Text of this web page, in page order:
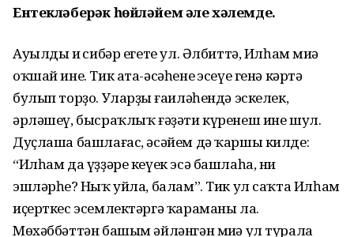
Ентекләберәк һөйләйем әле хәлемде.
Ауылдың иң сибәр егете ул. Әлбиттә, Илһам миңә
оҡшай ине. Тик ата-әсәһенең эсеүе генә кәртә
булып торҙо. Уларҙың ғаиләһендә эскелек,
әрләшеү, бысраҡлыҡ ғәҙәти күренеш ине шул.
Дуҫлаша башлағас, әсәйем дә ҡаршы килде:
“Илһам да үҙҙәре кеүек эсә башлаһа, ни
эшләрһең? Ныҡ уйла, балам”. Тик ул саҡта Илһам
иҫерткес эсемлектәргә ҡараманы ла.
Мөхәббәттән башым әйләнгән миңә ул турала